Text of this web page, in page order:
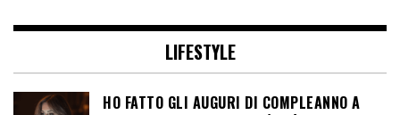
LIFESTYLE
HO FATTO GLI AUGURI DI COMPLEANNO A